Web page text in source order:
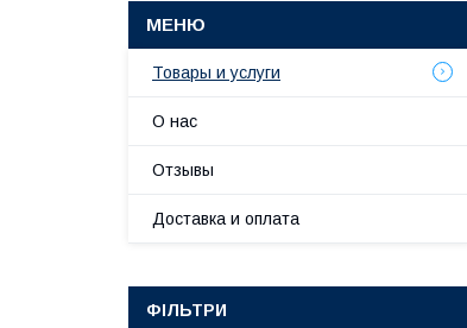
Товары и услуги
О нас
Отзывы
Доставка и оплата
ФІЛЬТРИ